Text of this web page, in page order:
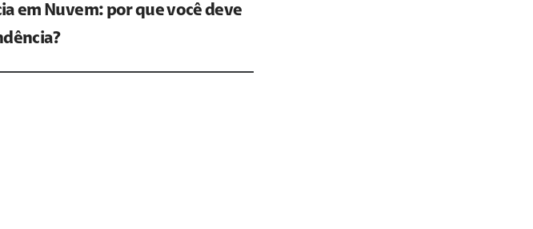
em Nuvem: por que você deve